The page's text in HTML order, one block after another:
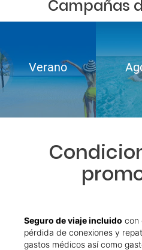
Campañas
Verano
Seguro de viaje incluido con
pérdida de conexiones y
gastos médicos así como